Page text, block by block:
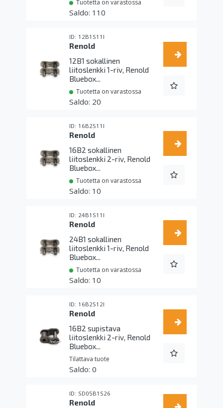
Tuotetta on varastossa
110
12B1S11I
Renold
12B1 sokallinen
liitoslenkki 1-riv, Renold
Bluebox...
Tuotetta on varastossa
20
16B2S11I
Renold
16B2 sokallinen
liitoslenkki 2-riv, Renold
Bluebox...
Tuotetta on varastossa
10
24B1S11I
Renold
24B1 sokallinen
liitoslenkki 1-riv, Renold
Bluebox...
Tuotetta on varastossa
10
16B2S12I
Renold
16B2 supistava
liitoslenkki 2-riv, Renold
Bluebox...
Tilattava tuote
0
SD05B1S26
Renold